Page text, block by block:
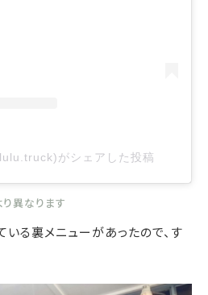
がシェアした投稿
異なります
る裏メニューがあったので、す